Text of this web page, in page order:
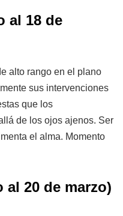
al 18 de
alto rango en el plano
sus intervenciones
que los
de los ojos ajenos. Ser
el alma. Momento
al 20 de marzo)